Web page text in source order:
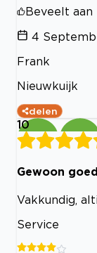
Beveelt aan
4
Frank
Nieuwkuijk
delen
10
Gewoon goed
Vakkundig,
Service